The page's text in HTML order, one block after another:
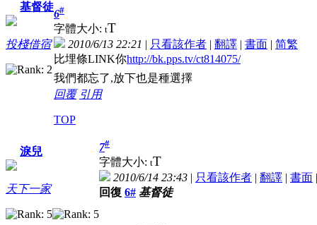
基督徒
投棧借宿
6#
字體大小: tT
2010/6/13 22:21 | 只看該作者 | 翻譯 | 書面 | 简繁
比埋條LINK你http://bk.pps.tv/ct814075/
我們都忘了,放下也是種選擇
回覆 引用
TOP
淚兒
天下一家
7#
字體大小: tT
2010/6/14 23:43 | 只看該作者 | 翻譯 | 書面
回復 6# 基督徒